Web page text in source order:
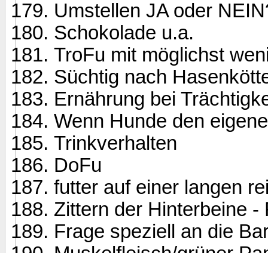
Umstellen JA oder
Schokolade u.a.
TroFu mit möglichst
Süchtig nach
Ernährung bei
Wenn Hunde den
Trinkverhalten
DoFu
futter auf einer langen
Zittern der Hinterbeine -
Frage speziell an die